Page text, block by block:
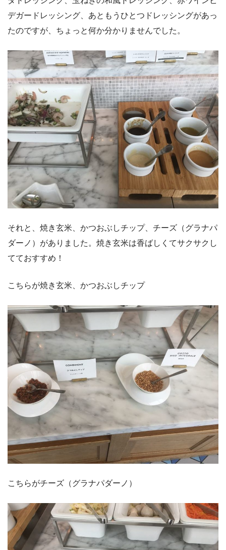
デガードレッシング、あともうひとつドレッシングがあっ
たのですが、ちょっと何か分かりませんでした。
それと、焼き玄米、かつおぶしチップ、チーズ（グラナパ
ダーノ）がありました。焼き玄米は香ばしくてサクサクし
てておすすめ！
こちらが焼き玄米、かつおぶしチップ
こちらがチーズ（グラナパダーノ）